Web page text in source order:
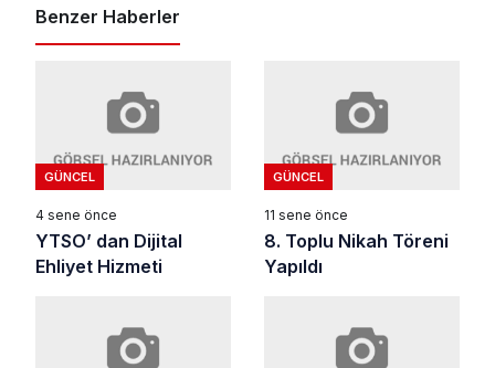
Benzer Haberler
GÜNCEL
4 sene önce
YTSO’ dan Dijital
Ehliyet Hizmeti
GÜNCEL
11 sene önce
8. Toplu Nikah Töreni
Yapıldı